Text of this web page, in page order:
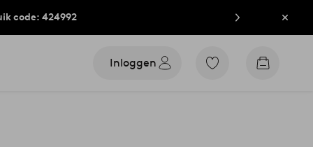
code: 424992
Inloggen
Ga
Go